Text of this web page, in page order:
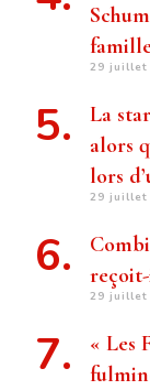
29 juillet
La
alors
lors
29 juillet
29 juillet
« Les